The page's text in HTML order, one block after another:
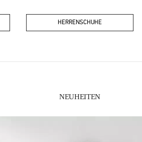
HERRENSCHUHE
NEUHEITEN